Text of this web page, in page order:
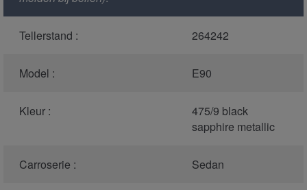
Tellerstand : 264242
Model : E90
Kleur :
475/9 black
sapphire metallic
Carroserie : Sedan